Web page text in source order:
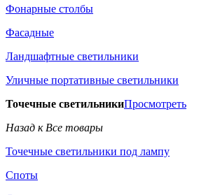
Фонарные столбы
Фасадные
Ландшафтные светильники
Уличные портативные светильники
Точечные светильникиПросмотреть
Назад к Все товары
Точечные светильники под лампу
Споты